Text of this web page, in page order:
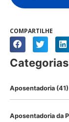
COMPARTILHE
Categorias
Aposentadoria (41)
Aposentadoria da